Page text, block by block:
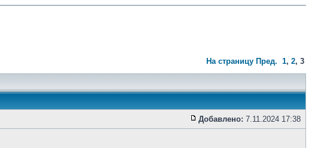
На страницу Пред. 1, 2, 3
Добавлено: 7.11.2024 17:38